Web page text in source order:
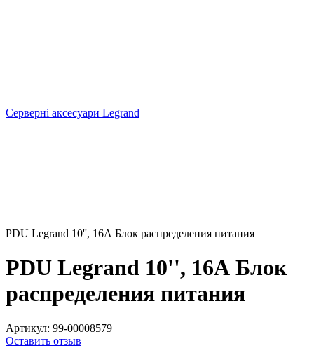
Серверні аксесуари Legrand
PDU Legrand 10'', 16А Блок распределения питания
PDU Legrand 10'', 16А Блок
распределения питания
Артикул: 99-00008579
Оставить отзыв